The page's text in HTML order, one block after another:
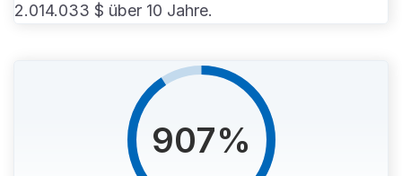
2.014.033 $ über 10 Jahre.
907%